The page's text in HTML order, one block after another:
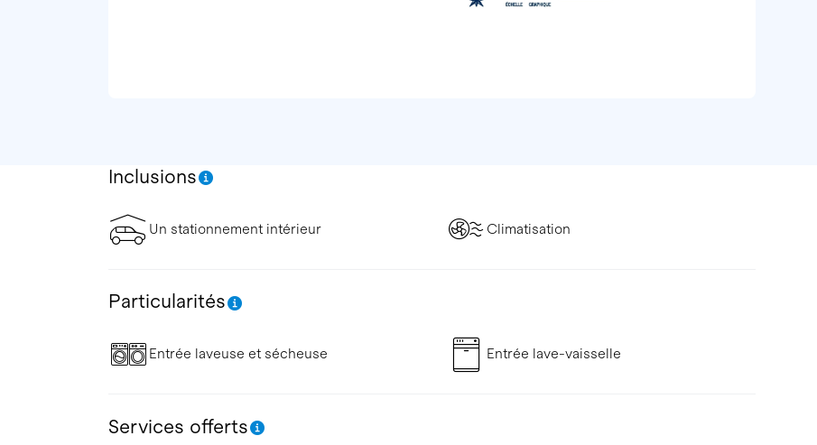
Inclusions
Un stationnement intérieur Climatisation
Particularités
Entrée laveuse et sécheuse Entrée lave-vaisselle
Services offerts